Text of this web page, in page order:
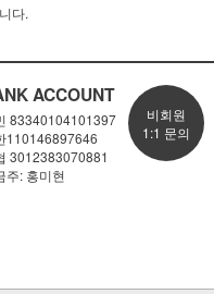
다.
ACCOUNT
83340104101397
110146897646
3012383070881
주: 홍미현
비회원
1:1 문의